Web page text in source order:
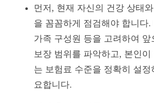
먼저, 현재 자신의 건강 상태
을 꼼꼼하게 점검해야 합니다.
가족 구성원 등을 고려하여 앞
보장 범위를 파악하고, 본인이
는 보험료 수준을 정확히 설정
요합니다.